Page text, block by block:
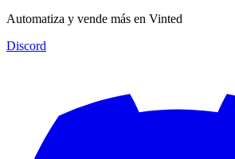
Automatiza y vende más en Vinted
Discord